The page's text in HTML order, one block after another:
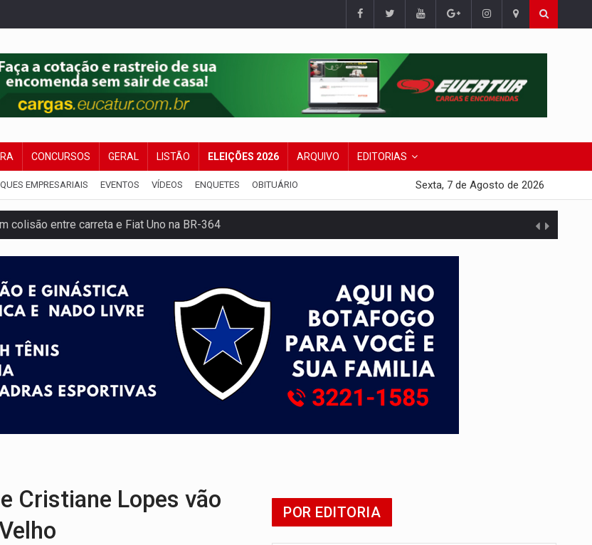
CONCURSOS GERAL LISTÃO ELEIÇÕES 2026 ARQUIVO EDITORIAS
EMPRESARIAIS EVENTOS VÍDEOS ENQUETES OBITUÁRIO Sexta, 7 de Agosto de 2026
colisão entre carreta e Fiat Uno na BR-364
da legislação sobre transporte de cargas por empresa
na internet e via IA
defesa e ciência em Brasília
mortos e um em estado grave na BR
com participação de Marcela Bonfim
nesta sexta-feira (7)
da educação municipal em Porto Velho
Cristiane Lopes vão
POR EDITORIA